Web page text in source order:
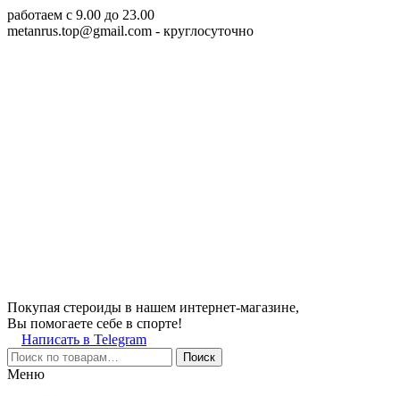
работаем c 9.00 до 23.00
metanrus.top@gmail.com - круглосуточно
Покупая стероиды в нашем интернет-магазине,
Вы помогаете себе в спорте!
Написать в Telegram
Поиск
Меню